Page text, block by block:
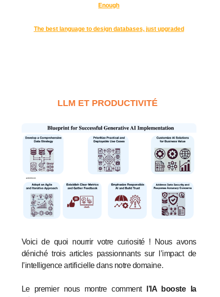
Enough
The best language to design databases, just upgraded
LLM ET PRODUCTIVITÉ
Voici de quoi nourrir votre curiosité ! Nous avons
déniché trois articles passionnants sur l’impact de
l’intelligence artificielle dans notre domaine.
Le premier nous montre commentl’IA booste la